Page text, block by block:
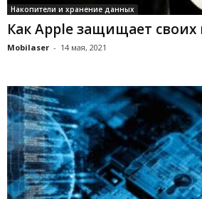
Накопители и хранение данных
Как Apple защищает своих
Mobilaser - 14 мая, 2021